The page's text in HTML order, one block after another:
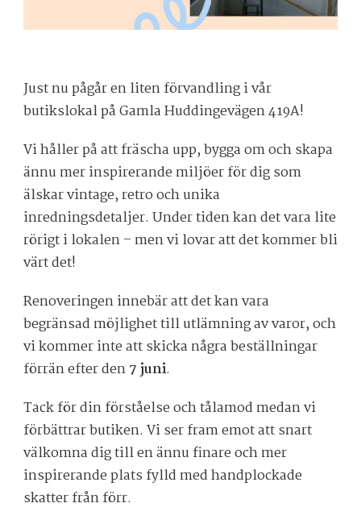
Just nu pågår en liten förvandling i vår
butikslokal på Gamla Huddingevägen 419A!
Vi håller på att fräscha upp, bygga om och skapa
ännu mer inspirerande miljöer för dig som
älskar vintage, retro och unika
inredningsdetaljer. Under tiden kan det vara lite
rörigt i lokalen – men vi lovar att det kommer bli
värt det!
Renoveringen innebär att det kan vara
begränsad möjlighet till utlämning av varor, och
vi kommer inte att skicka några beställningar
förrän efter den7 juni.
Tack för din förståelse och tålamod medan vi
förbättrar butiken. Vi ser fram emot att snart
välkomna dig till en ännu finare och mer
inspirerande plats fylld med handplockade
skatter från förr.